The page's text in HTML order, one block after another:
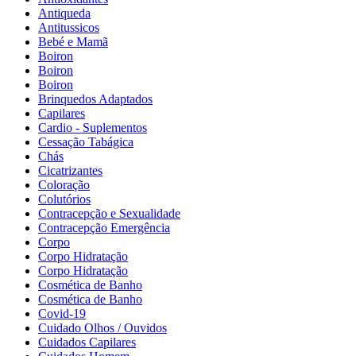
Antiqueda
Antitussicos
Bebé e Mamã
Boiron
Boiron
Boiron
Brinquedos Adaptados
Capilares
Cardio - Suplementos
Cessação Tabágica
Chás
Cicatrizantes
Coloração
Colutórios
Contracepção e Sexualidade
Contracepção Emergência
Corpo
Corpo Hidratação
Corpo Hidratação
Cosmética de Banho
Cosmética de Banho
Covid-19
Cuidado Olhos / Ouvidos
Cuidados Capilares